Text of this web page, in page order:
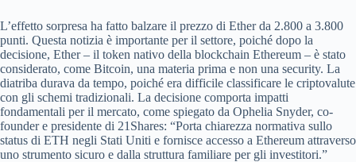
L’effetto sorpresa ha fatto balzare il prezzo di Ether da 2.800 a 3.800
punti. Questa notizia è importante per il settore, poiché dopo la
decisione, Ether – il token nativo della blockchain Ethereum – è stato
considerato, come Bitcoin, una materia prima e non una security. La
diatriba durava da tempo, poiché era difficile classificare le criptovalute
con gli schemi tradizionali. La decisione comporta impatti
fondamentali per il mercato, come spiegato da Ophelia Snyder, co-
founder e presidente di 21Shares: “Porta chiarezza normativa sullo
status di ETH negli Stati Uniti e fornisce accesso a Ethereum attraverso
uno strumento sicuro e dalla struttura familiare per gli investitori.”